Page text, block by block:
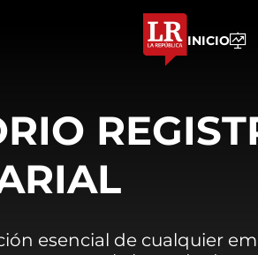
INICIO
esencial de cualquier